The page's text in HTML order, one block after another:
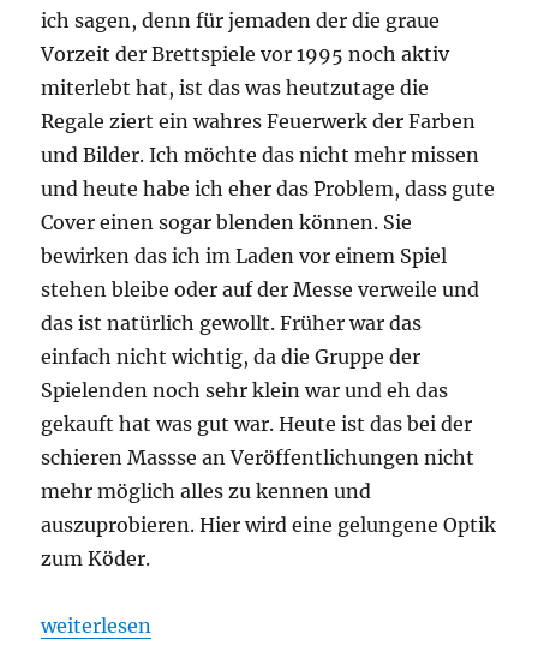
ich sagen, denn für jemaden der die graue
Vorzeit der Brettspiele vor 1995 noch aktiv
miterlebt hat, ist das was heutzutage die
Regale ziert ein wahres Feuerwerk der Farben
und Bilder. Ich möchte das nicht mehr missen
und heute habe ich eher das Problem, dass gute
Cover einen sogar blenden können. Sie
bewirken das ich im Laden vor einem Spiel
stehen bleibe oder auf der Messe verweile und
das ist natürlich gewollt. Früher war das
einfach nicht wichtig, da die Gruppe der
Spielenden noch sehr klein war und eh das
gekauft hat was gut war. Heute ist das bei der
schieren Massse an Veröffentlichungen nicht
mehr möglich alles zu kennen und
auszuprobieren. Hier wird eine gelungene Optik
zum Köder.
„Top 10 Brettspielcover“
weiterlesen